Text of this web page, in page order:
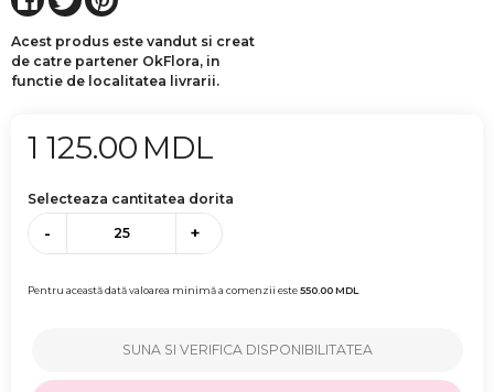
Acest produs este vandut si creat
de catre partener OkFlora, in
functie de localitatea livrarii.
1 125.00 MDL
Selecteaza cantitatea dorita
- +
Pentru această dată valoarea minimă a comenzii este550.00MDL
SUNA SI VERIFICA DISPONIBILITATEA